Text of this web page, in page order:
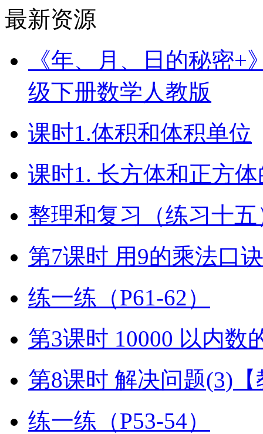
最新资源
《年、月、日的秘密+
级下册数学人教版
课时1.体积和体积单位
课时1. 长方体和正方
整理和复习（练习十五
第7课时 用9的乘法口
练一练（P61-62）
第3课时 10000 以内数
第8课时 解决问题(3)
练一练（P53-54）